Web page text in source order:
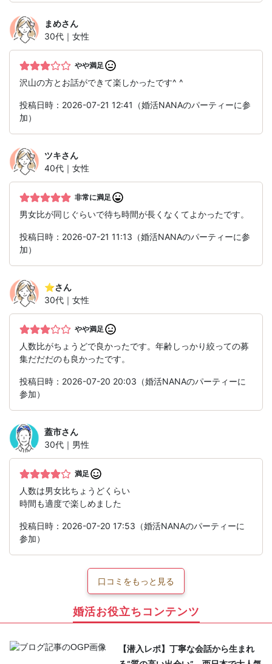
まめさん
30代｜女性
やや満足
沢山の方とお話ができて楽しかったです^ ^
投稿日時：2026-07-21 12:41（婚活NANAのパーティーに参
加）
ツキさん
40代｜女性
非常に満足
男女比が同じぐらいで待ち時間が長くなくてよかったです。
投稿日時：2026-07-21 11:13（婚活NANAのパーティーに参
加）
⭐︎さん
30代｜女性
やや満足
人数比がちょうどで良かったです。年齢しっかり絞っての募
集だだだのも良かったです。
投稿日時：2026-07-20 20:03（婚活NANAのパーティーに
参加）
蓋市さん
30代｜男性
満足
人数は男女比ちょうどくらい
時間も適度で楽しめました
投稿日時：2026-07-20 17:53（婚活NANAのパーティーに
参加）
口コミをもっと見る
婚活お役立ちコンテンツ
【潜入レポ】丁寧な会話から生まれ